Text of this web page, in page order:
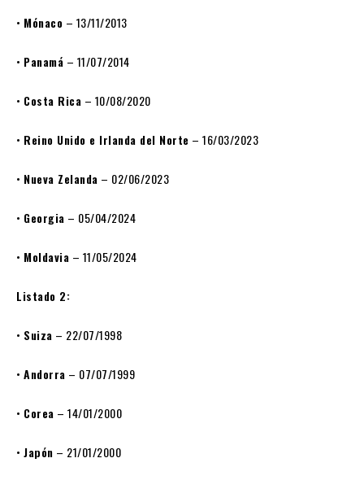
• Mónaco – 13/11/2013
• Panamá – 11/07/2014
• Costa Rica – 10/08/2020
• Reino Unido e Irlanda del Norte – 16/03/2023
• Nueva Zelanda – 02/06/2023
• Georgia – 05/04/2024
• Moldavia – 11/05/2024
Listado 2:
• Suiza – 22/07/1998
• Andorra – 07/07/1999
• Corea – 14/01/2000
• Japón – 21/01/2000